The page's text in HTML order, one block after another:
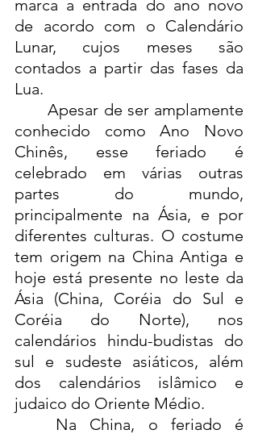
marca a entrada do ano novo
de acordo com o Calendário
Lunar, cujos meses são
contados a partir das fases da
Lua.
	Apesar de ser amplamente
conhecido como Ano Novo
Chinês, esse feriado é
celebrado em várias outras
partes do mundo,
principalmente na Ásia, e por
diferentes culturas. O costume
tem origem na China Antiga e
hoje está presente no leste da
Ásia (China, Coréia do Sul e
Coréia do Norte), nos
calendários hindu-budistas do
sul e sudeste asiáticos, além
dos calendários islâmico e
judaico do Oriente Médio.